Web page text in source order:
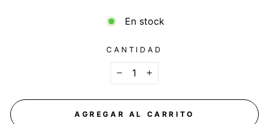
En stock
CANTIDAD
+
AGREGAR AL CARRITO